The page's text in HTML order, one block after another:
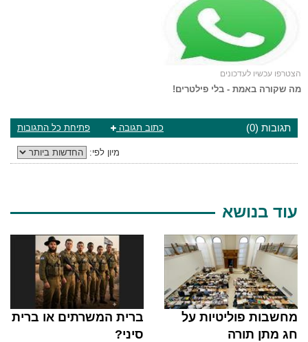
הצטרפו עכשיו לעדכונים
מה שקורה באמת - בלי פילטרים!
תגובות (0) פתיחת כל התגובות כתוב תגובה
מיון לפי:
עוד בנושא
מחשבות פוליטיות על
חג מתן תורה
ברית המשרתים או ברית
סיני?